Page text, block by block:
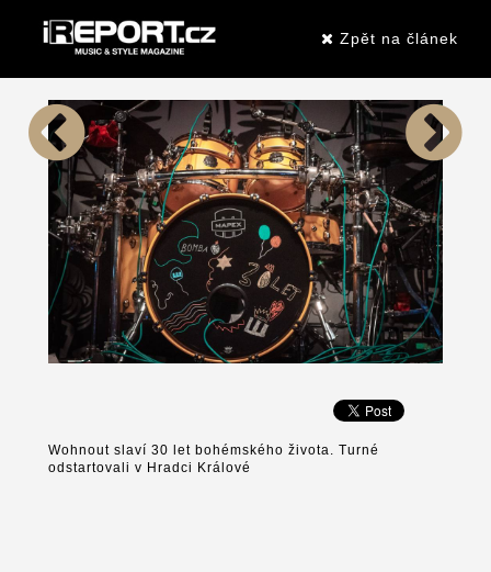
Zpět na článek
Wohnout slaví 30 let bohémského života. Turné
odstartovali v Hradci Králové